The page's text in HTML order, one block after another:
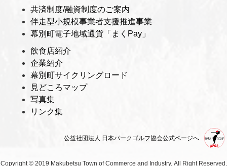
共済制度/融資制度のご案内
伴走型小規模事業者支援推進事業
幕別町電子地域通貨「まくPay」
飲食店紹介
企業紹介
幕別町サイクリングロード
見どころマップ
写真集
リンク集
公益社団法人 日本パークゴルフ協会公式ページへ
Copyright © 2019 Makubetsu Town of Commerce and Industry. All Right Reserved.